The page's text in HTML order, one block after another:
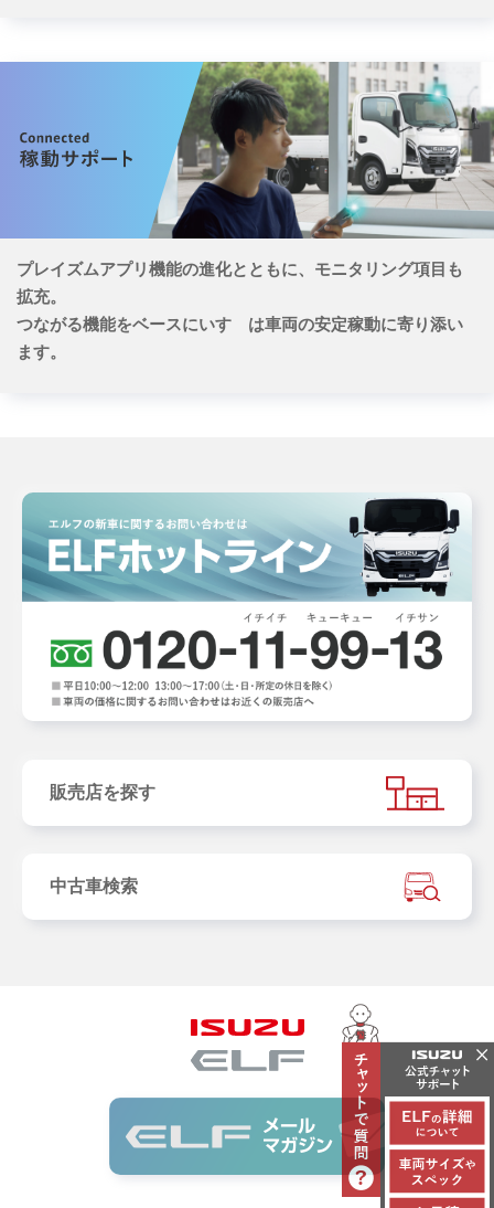
プレイズムアプリ機能の進化とともに、モニタリング項目も
拡充。
つながる機能をベースにいすゞは車両の安定稼動に寄り添い
ます。
販売店を探す
中古車検索